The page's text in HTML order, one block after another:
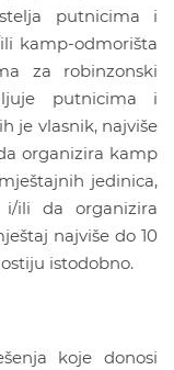
putnicima i
kamp-odmorišta
za robinzonski
putnicima i
je vlasnik, najviše
organizira kamp
jedinica,
ili da organizira
najviše do 10
istodobno.
koje donosi